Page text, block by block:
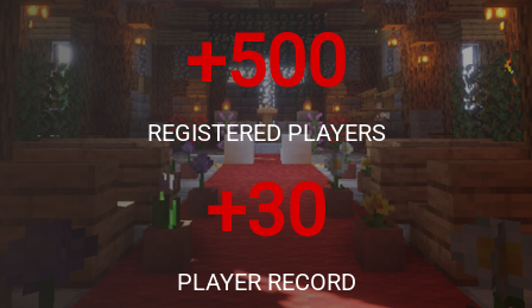
+500
REGISTERED PLAYERS
+30
PLAYER RECORD